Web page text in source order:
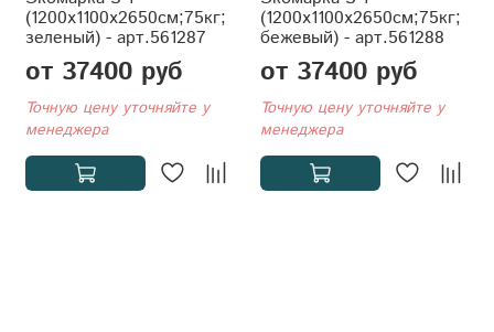
(1200x1100x2650см;75кг;
зеленый) - арт.561287
от 37400 руб
Точную цену уточняйте у
менеджера
(1200x1100x2650см;75кг;
бежевый) - арт.561288
от 37400 руб
Точную цену уточняйте у
менеджера